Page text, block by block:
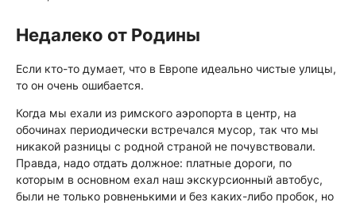
Недалеко от Родины
Если кто-то думает, что в Европе идеально чистые улицы,
то он очень ошибается.
Когда мы ехали из римского аэропорта в центр, на
обочинах периодически встречался мусор, так что мы
никакой разницы с родной страной не почувствовали.
Правда, надо отдать должное: платные дороги, по
которым в основном ехал наш экскурсионный автобус,
были не только ровненькими и без каких-либо пробок, но